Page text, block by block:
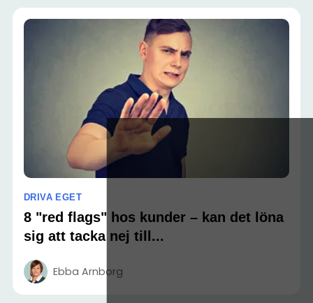
DRIVA EGET
8 "red flags" hos kunder – kan det löna
sig att tacka nej till...
Ebba Arnborg